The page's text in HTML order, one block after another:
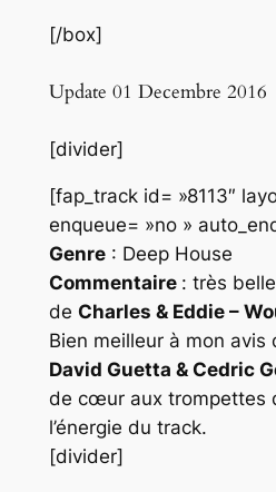
[/box]
Update 01 Decembre 2016
[divider]
[fap_track id= »8113″
enqueue= »no »
Genre: Deep House
Commentaire : très
de Charles & Eddie –
Bien meilleur à mon avis
David Guetta & Cedric
de cœur aux trompettes
l’énergie du track.
[divider]